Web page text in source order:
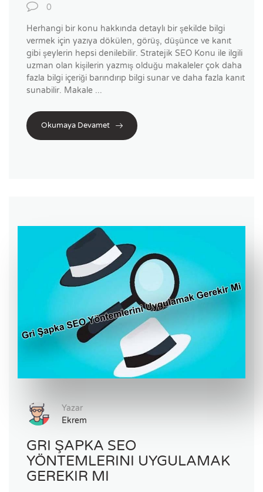
0
Herhangi bir konu hakkında detaylı bir şekilde bilgi
vermek için yazıya dökülen, görüş, düşünce ve kanıt
gibi şeylerin hepsi denilebilir. Stratejik SEO Konu ile ilgili
uzman olan kişilerin yazmış olduğu makaleler çok daha
fazla bilgi içeriği barındırıp bilgi sunar ve daha fazla kanıt
sunabilir. Makale ...
Okumaya Devamet
Yazar
Ekrem
GRI ŞAPKA SEO
YÖNTEMLERINI UYGULAMAK
GEREKIR MI